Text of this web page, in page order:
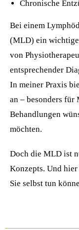
Chronische
Bei einem
(MLD) ein
von
entsprechender
In meiner Praxis
an – besonders für
Behandlungen
möchten.
Doch die MLD ist
Konzepts. Und
Sie selbst tun